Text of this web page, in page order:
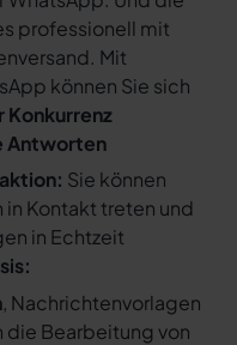
professionell mit
Mit
können Sie sich
Konkurrenz
Antworten
Sie können
Kontakt treten und
in Echtzeit
, Nachrichtenvorlagen
die Bearbeitung von